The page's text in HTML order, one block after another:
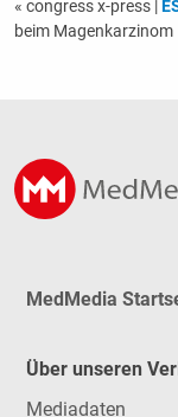
« congress x-press |
beim Magenkarzinom
MedMedia
Über unseren
Mediadaten